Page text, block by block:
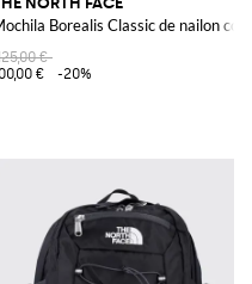
Borealis Classic de nailon con
€
€
-20%